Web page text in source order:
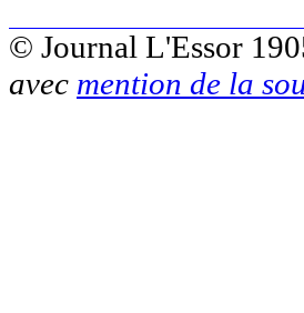
© Journal L'Essor
avec mention de la